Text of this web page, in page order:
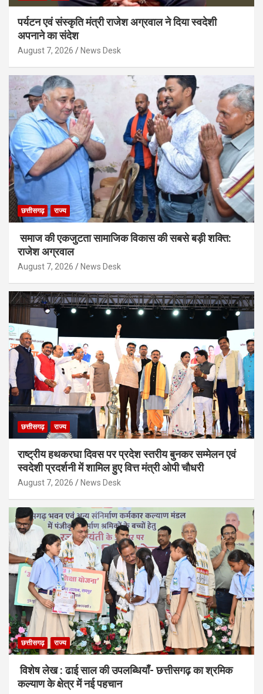
पर्यटन एवं संस्कृति मंत्री राजेश अग्रवाल ने दिया स्वदेशी
अपनाने का संदेश
August 7, 2026 News Desk
छत्तीसगढ़ राज्य
समाज की एकजुटता सामाजिक विकास की सबसे बड़ी शक्ति:
राजेश अग्रवाल
August 7, 2026 News Desk
छत्तीसगढ़ राज्य
राष्ट्रीय हथकरघा दिवस पर प्रदेश स्तरीय बुनकर सम्मेलन एवं
स्वदेशी प्रदर्शनी में शामिल हुए वित्त मंत्री ओपी चौधरी
August 7, 2026 News Desk
छत्तीसगढ़ राज्य
विशेष लेख : ढाई साल की उपलब्धियाँ- छत्तीसगढ़ का श्रमिक
कल्याण के क्षेत्र में नई पहचान